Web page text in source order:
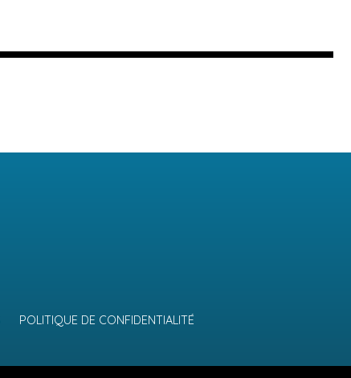
POLITIQUE DE CONFIDENTIALITÉ